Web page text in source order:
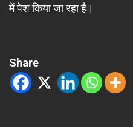
में पेश किया जा रहा है।
Share